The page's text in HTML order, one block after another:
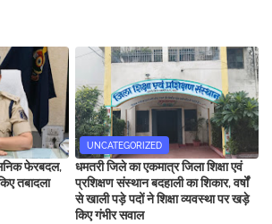
फेरबदल,
तबादला
UNCATEGORIZED
धमतरी जिले का एकमात्र जिला शिक्षा एवं
प्रशिक्षण संस्थान बदहाली का शिकार, वर्षों
से खाली पड़े पदों ने शिक्षा व्यवस्था पर खड़े
किए गंभीर सवाल